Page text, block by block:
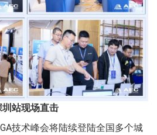
圳站现场直击
技术峰会将陆续登陆全国多个城